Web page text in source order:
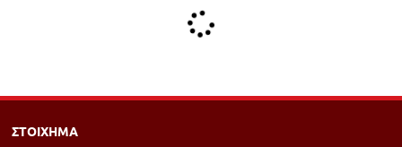
ΣΤΟΙΧΗΜΑ